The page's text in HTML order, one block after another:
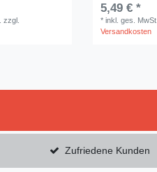
zzgl.
5,49 € *
*inkl. ges. MwSt.
Versandkosten
Zufriedene Kunden